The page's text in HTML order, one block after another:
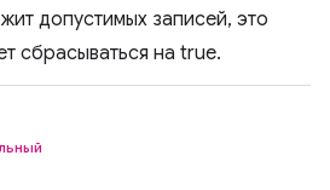
допустимых записей, это
сбрасываться на true.